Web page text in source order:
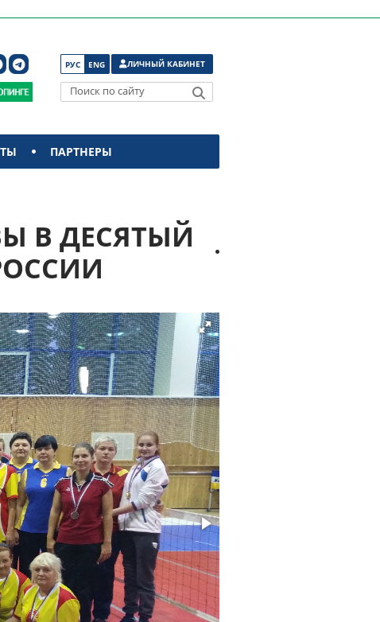
РУС ENG ЛИЧНЫЙ КАБИНЕТ
Поиск по сайту
ПАРТНЕРЫ
В ДЕСЯТЫЙ